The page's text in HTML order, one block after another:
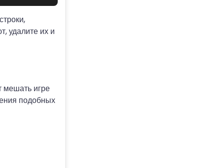
удалите их и
мешать игре
подобных